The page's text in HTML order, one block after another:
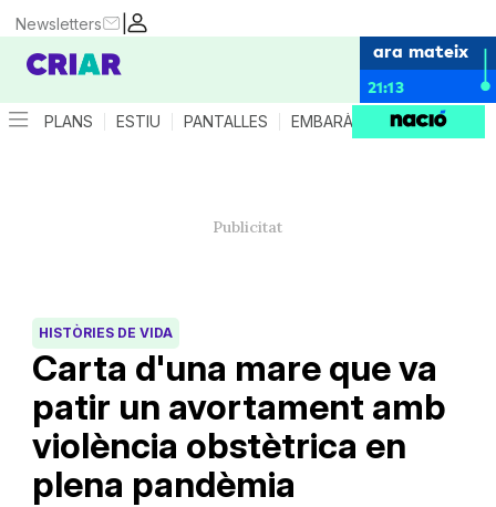
|
Newsletters
ara mateix
21:13
PLANS ESTIU PANTALLES EMBARÀS CRIANÇA
Carta d'una mare que va
patir un avortament amb
violència obstètrica en
plena pandèmia
HISTÒRIES DE VIDA